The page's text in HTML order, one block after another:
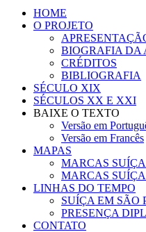
HOME
O PROJETO
BIOGRAFIA DA
CRÉDITOS
BIBLIOGRAFIA
SÉCULO XIX
SÉCULOS XX E XXI
BAIXE O TEXTO
Versão em
Versão em Francês
MAPAS
MARCAS
MARCAS
LINHAS DO TEMPO
SUÍÇA EM SÃO
PRESENÇA
CONTATO